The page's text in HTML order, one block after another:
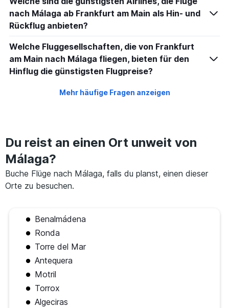
nach Málaga ab Frankfurt am Main als Hin- und
Rückflug anbieten?
Welche Fluggesellschaften, die von Frankfurt
am Main nach Málaga fliegen, bieten für den
Hinflug die günstigsten Flugpreise?
Mehr häufige Fragen anzeigen
Du reist an einen Ort unweit von
Málaga?
Buche Flüge nach Málaga, falls du planst, einen dieser
Orte zu besuchen.
Benalmádena
Ronda
Torre del Mar
Antequera
Motril
Torrox
Algeciras